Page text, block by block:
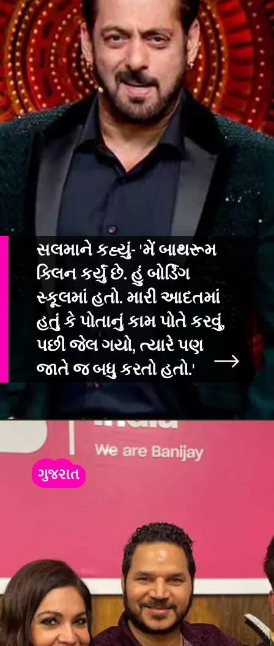
સલમાને કહ્યું- 'મેં બાથરૂમ
ક્લિન કર્યું છે. હું બોર્ડિંગ
સ્કૂલમાં હતો. મારી આદતમાં
હતું કે પોતાનું કામ પોતે કરવું,
પછી જેલ ગયો, ત્યારે પણ
જાતે જ બધુ કરતો હતો.'